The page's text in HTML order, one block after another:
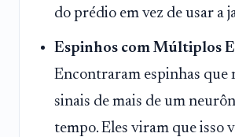
do prédio em vez de usar a
Espinhos com Múltiplos
Encontraram espinhas que
sinais de mais de um
tempo. Eles viram que isso